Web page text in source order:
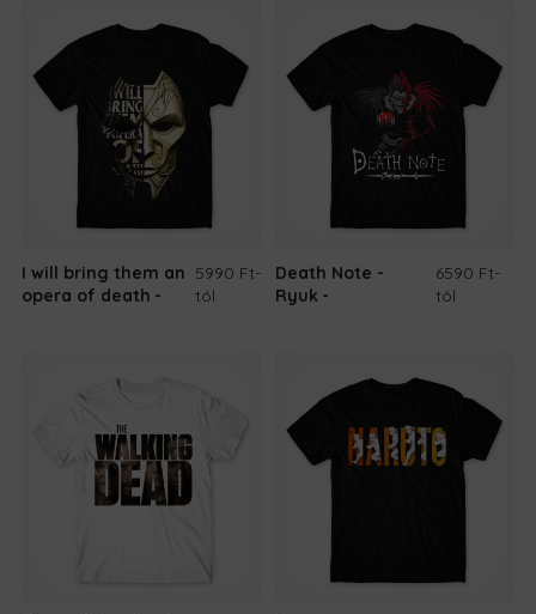
I will bring them an
opera of death
5990 Ft-
tól
Death Note -
Ryuk
6590 Ft-
tól